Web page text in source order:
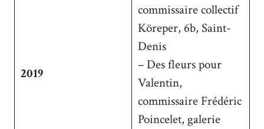
2019
commissaire collectif
Köreper, 6b, Saint-
Denis
– Des fleurs pour
Valentin,
commissaire Frédéric
Poincelet, galerie